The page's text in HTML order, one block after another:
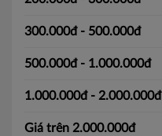
300.000đ - 500.000đ
500.000đ - 1.000.000đ
1.000.000đ - 2.000.000đ
Giá trên 2.000.000đ